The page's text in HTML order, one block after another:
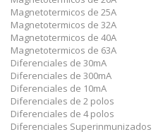
Magnetotermicos de 25A
Magnetotermicos de 32A
Magnetotermicos de 40A
Magnetotermicos de 63A
Diferenciales de 30mA
Diferenciales de 300mA
Diferenciales de 10mA
Diferenciales de 2 polos
Diferenciales de 4 polos
Diferenciales Superinmunizados